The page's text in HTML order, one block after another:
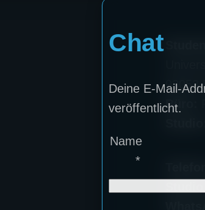
93053
Büro:
Chat
Deine E-Mail-
veröffentlicht.
Name
*